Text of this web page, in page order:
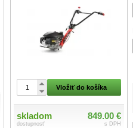
Vložiť do košíka
skladom
dostupnosť
849.00 €
s DPH